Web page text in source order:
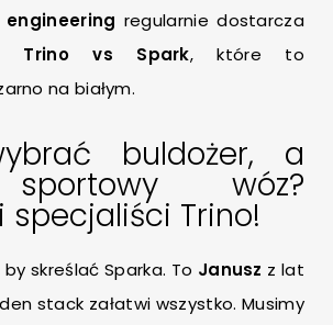
regularnie dostarcza
Trino vs Spark, które to
na białym.
buldożer, a
wóz?
specjaliści Trino!
skreślać Sparka. To Janusz z lat
stack załatwi wszystko. Musimy